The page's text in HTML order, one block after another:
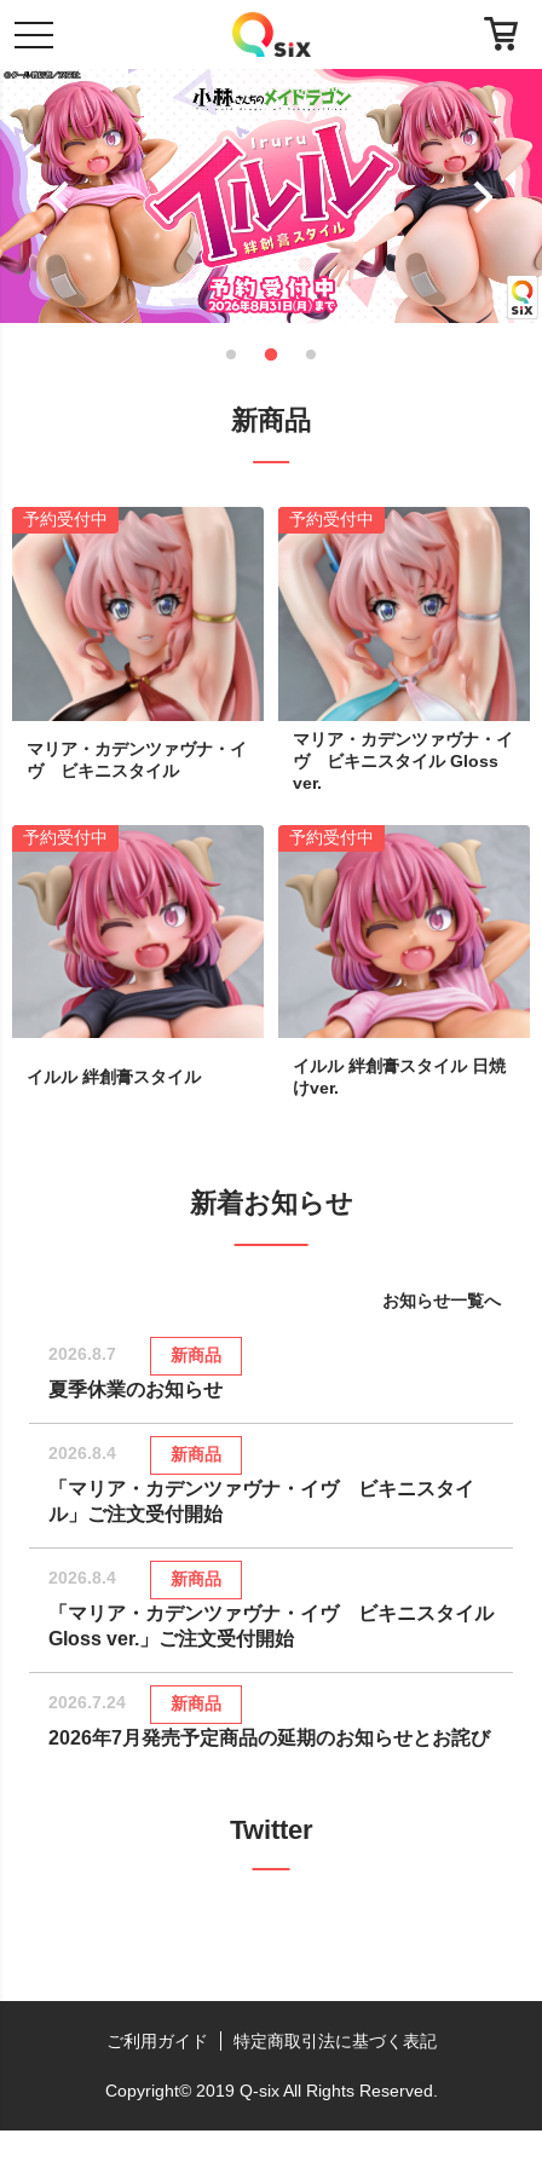
toggle
navigation
新商品
予約受付中
マリア・カデンツァヴナ・イ
ヴ ビキニスタイル
予約受付中
マリア・カデンツァヴナ・イ
ヴ ビキニスタイル Gloss
ver.
予約受付中
イルル 絆創膏スタイル
予約受付中
イルル 絆創膏スタイル 日焼
けver.
新着お知らせ
お知らせ一覧へ
2026.8.7 新商品
夏季休業のお知らせ
2026.8.4 新商品
「マリア・カデンツァヴナ・イヴ ビキニスタイ
ル」ご注文受付開始
2026.8.4 新商品
「マリア・カデンツァヴナ・イヴ ビキニスタイル
Gloss ver.」ご注文受付開始
2026.7.24 新商品
2026年7月発売予定商品の延期のお知らせとお詫び
Twitter
ご利用ガイド 特定商取引法に基づく表記
Copyright© 2019 Q-six All Rights Reserved.